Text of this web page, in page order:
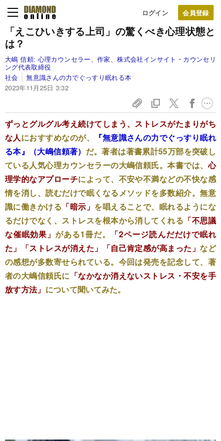
ログイン
「えこひいきする上司」の驚くべき心理状態と
は？
大嶋 信頼: 心理カウンセラー、作家、株式会社インサイト・カウンセリ
ング代表取締役
社会
無意識さんの力でぐっすり眠れる本
2023年11月25日 3:32
ずっとグルグル考え続けてしまう、ストレスがたまりがち
な人におすすめなのが、
『無意識さんの力でぐっすり眠れ
る本』（大嶋信頼著） だ。著者は著書累計55万部を突破し
ている人気心理カウンセラーの大嶋信頼氏。本書では、心
理学的なアプローチによって、不安や不満などの不快な感
情を消し、読むだけで眠くなるメソッドを多数紹介。無意
識に働きかける 「暗示」 を唱えることで、眠れるようにな
るだけでなく、ストレスを根本から消してくれる 「不思議
な催眠効果」がある1冊だ。
「2ページ読んだだけで眠れ
た」「ストレスが消えた」「自己肯定感が高まった」など
の感想が多数寄せられている。今回は発売を記念して、著
者の大嶋信頼氏に 「なかなか消えないストレス・不安を手
放す方法」 について聞いてみた。